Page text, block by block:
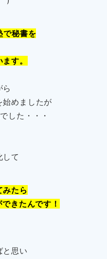
で秘書を
す。
ら
始めましたが
した・・・
て
たら
できたんです！
と思い